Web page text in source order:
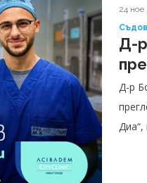
24 ное
Д-р
Д-р